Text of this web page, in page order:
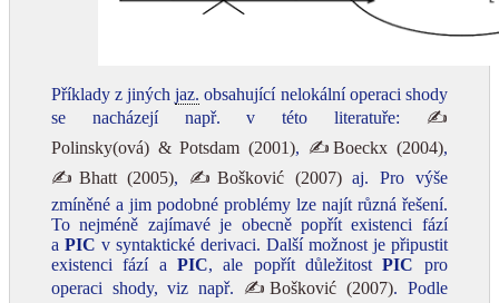
Příklady z jinýchjaz. obsahující nelokální operaci shody
se nacházejí např. v této literatuře: ✍
Polinsky(ová) & Potsdam (2001), ✍Boeckx (2004),
✍Bhatt (2005), ✍Bošković (2007)aj. Pro výše
zmíněné a jim podobné problémy lze najít různá řešení.
To nejméně zajímavé je obecně popřít existenci fází
a PIC v syntaktické derivaci. Další možnost je připustit
existenci fází aPIC, ale popřít důležitostPIC pro
operaci shody, viz např. ✍Bošković (2007). Podle